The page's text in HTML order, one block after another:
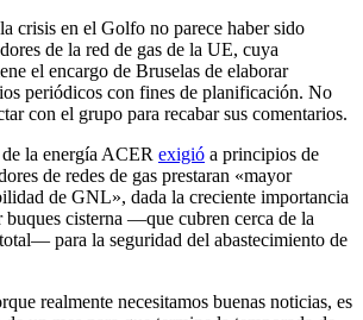
crisis en el Golfo no parece haber sido
de la red de gas de la UE, cuya
el encargo de Bruselas de elaborar
periódicos con fines de planificación. No
con el grupo para recabar sus comentarios.
la energía ACER exigió a principios de
de redes de gas prestaran «mayor
de GNL», dada la creciente importancia
buques cisterna —que cubren cerca de la
para la seguridad del abastecimiento de
realmente necesitamos buenas noticias, es